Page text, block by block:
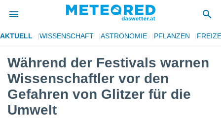
wurde
dass
AKTUELL WISSENSCHAFT ASTRONOMIE PFLANZEN
Während der Festivals warnen
Wissenschaftler vor den
Gefahren von Glitzer für die
Umwelt